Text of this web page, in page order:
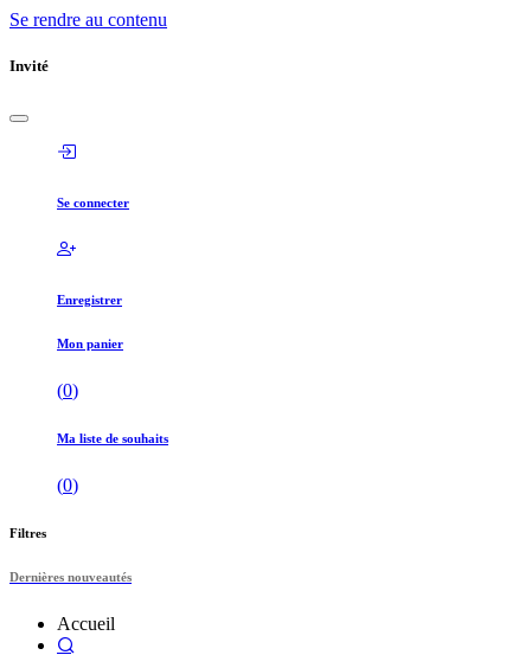
Se rendre au contenu
Invité
Se connecter
Enregistrer
Mon panier
(0)
Ma liste de souhaits
(0)
Filtres
Dernières nouveautés
Accueil